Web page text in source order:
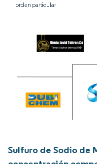
orden particular
Sulfuro de Sodio de